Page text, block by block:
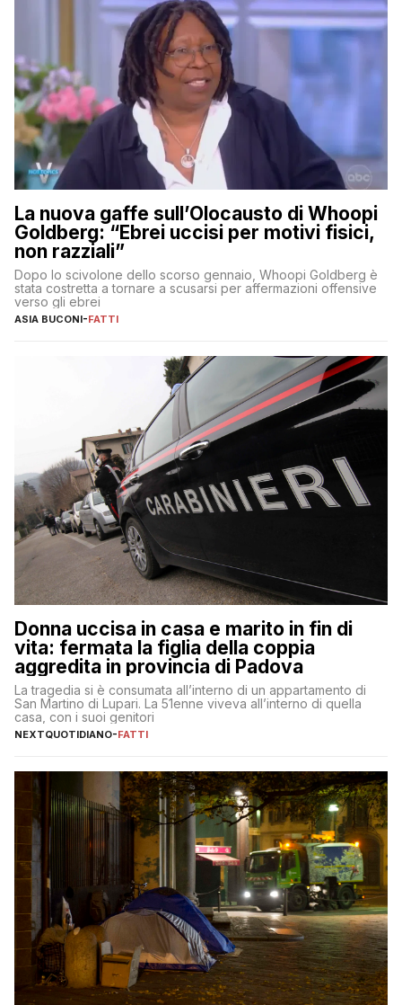
La nuova gaffe sull’Olocausto di Whoopi
Goldberg: “Ebrei uccisi per motivi fisici,
non razziali”
Dopo lo scivolone dello scorso gennaio, Whoopi Goldberg è
stata costretta a tornare a scusarsi per affermazioni offensive
verso gli ebrei
ASIA BUCONI-FATTI
Donna uccisa in casa e marito in fin di
vita: fermata la figlia della coppia
aggredita in provincia di Padova
La tragedia si è consumata all’interno di un appartamento di
San Martino di Lupari. La 51enne viveva all’interno di quella
casa, con i suoi genitori
NEXTQUOTIDIANO-FATTI